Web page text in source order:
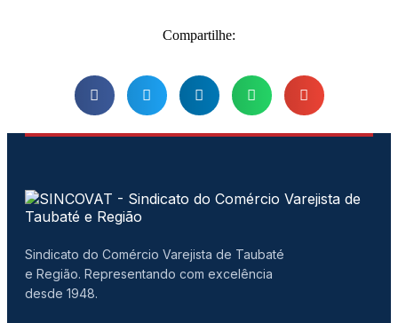
Compartilhe:
Sindicato do Comércio Varejista de Taubaté
e Região. Representando com excelência
desde 1948.